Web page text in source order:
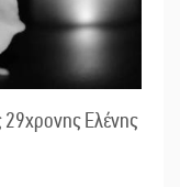
29χρονης Ελένης